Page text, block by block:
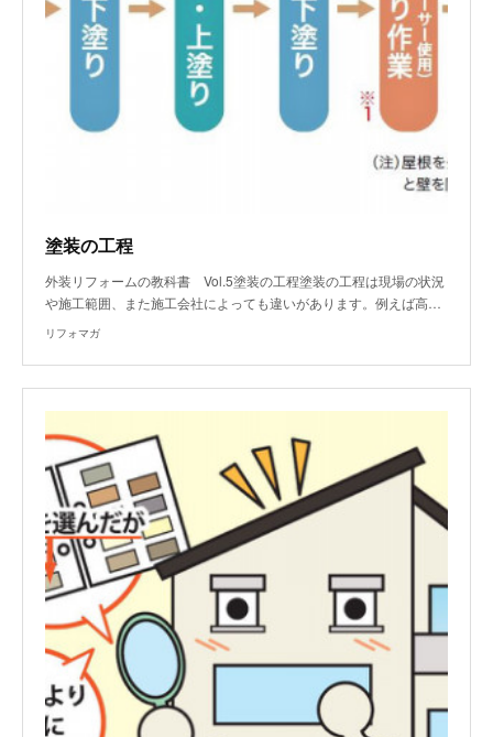
塗装の工程
外装リフォームの教科書 Vol.5塗装の工程塗装の工程は現場の状況
や施工範囲、また施工会社によっても違いがあります。例えば高…
リフォマガ